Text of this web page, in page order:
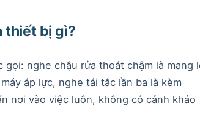
thiết bị gì?
nghe chậu rửa thoát chậm là mang
áp lực, nghe tái tắc lần ba là kèm
nơi vào việc luôn, không có cảnh khảo